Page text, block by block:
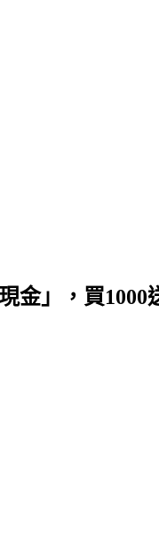
金」，買1000